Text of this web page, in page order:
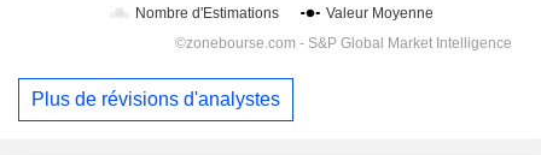
Plus de révisions d'analystes